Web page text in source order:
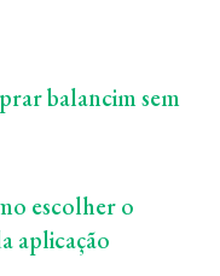
balancim sem
escolher o
aplicação